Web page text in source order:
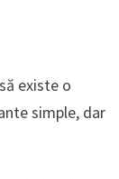
existe o
simple, dar